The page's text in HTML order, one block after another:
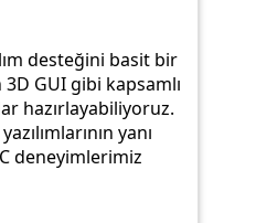
desteğini basit bir
GUI gibi kapsamlı
hazırlayabiliyoruz.
yanı
deneyimlerimiz